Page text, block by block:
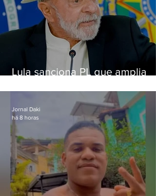
Lula sanciona PL que amplia
crianças
Jornal Daki
há 8 horas